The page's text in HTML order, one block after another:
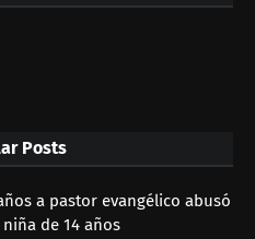
Posts
a pastor evangélico abusó
de 14 años